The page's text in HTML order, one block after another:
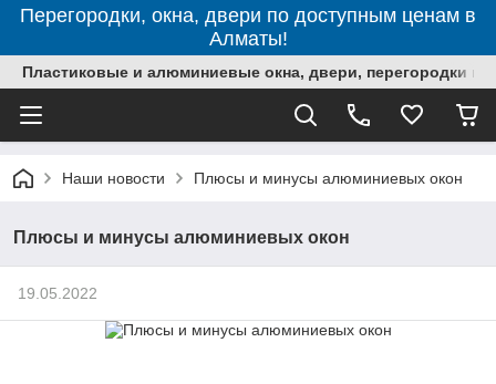
Перегородки, окна, двери по доступным ценам в
Алматы!
Пластиковые и алюминиевые окна, двери, перегородки в
Наши новости Плюсы и минусы алюминиевых окон
Плюсы и минусы алюминиевых окон
19.05.2022